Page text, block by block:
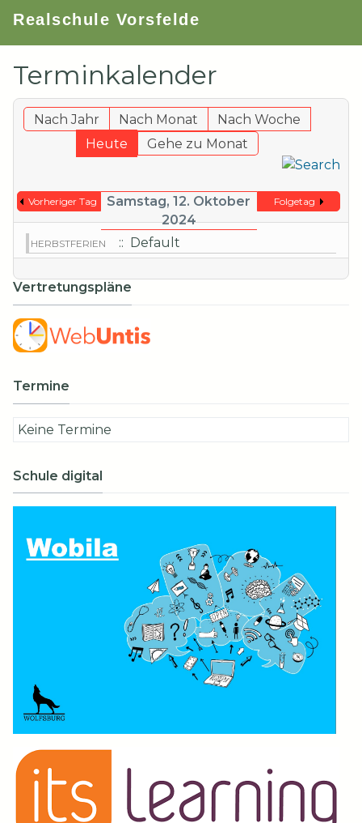
Realschule Vorsfelde
Terminkalender
Nach Jahr Nach Monat
Nach Woche
Heute
Gehe zu Monat
Vorheriger Tag
Samstag, 12. Oktober
2024
Folgetag
HERBSTFERIEN :: Default
Vertretungspläne
Termine
Keine Termine
Schule digital